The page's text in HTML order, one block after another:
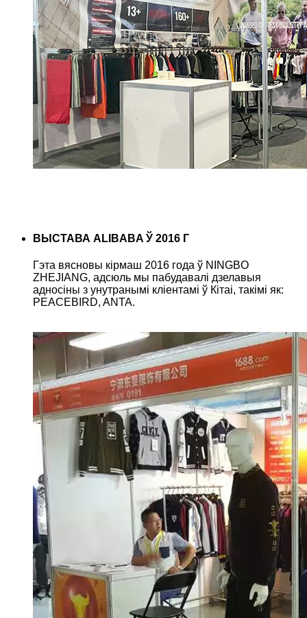
ВЫСТАВА ALIBABA Ў 2016 Г
Гэта вясновы кірмаш 2016 года ў NINGBO
ZHEJIANG, адсюль мы пабудавалі дзелавыя
адносіны з унутранымі кліентамі ў Кітаі, такімі як:
PEACEBIRD, ANTA.